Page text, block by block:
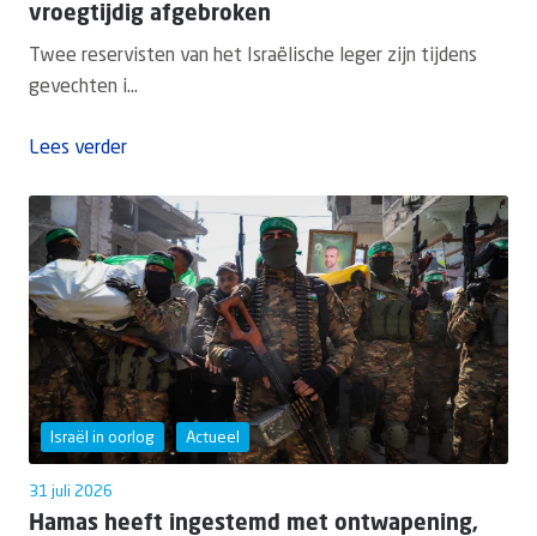
vroegtijdig afgebroken
Twee reservisten van het Israëlische leger zijn tijdens
gevechten i...
Lees verder
Israël in oorlog Actueel
31 juli 2026
Hamas heeft ingestemd met ontwapening,